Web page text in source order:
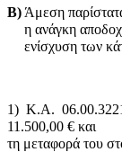
Β) Άμεση
η ανάγκη
ενίσχυση των
1) Κ.Α.
11.500,00 € και
τη μεταφορά του